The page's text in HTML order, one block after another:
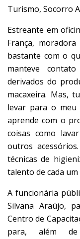
Turismo, Socorro
Estreante em
França,
bastante com o
manteve
derivados do
macaxeira. Mas,
levar para o meu
aprende com o
coisas como
outros
técnicas de
talento de cada
A funcionária
Silvana Araújo,
Centro de
para, além de